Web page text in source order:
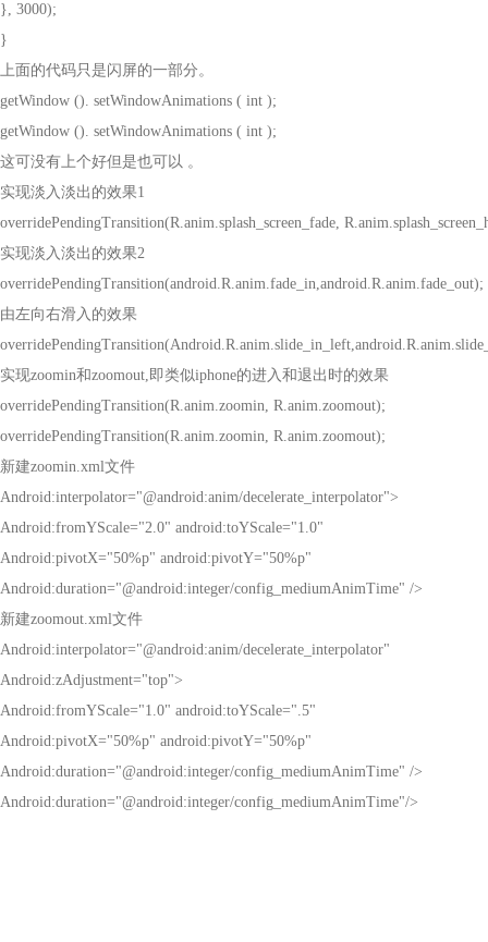
}, 3000);
}
上面的代码只是闪屏的一部分。
getWindow (). setWindowAnimations ( int );
getWindow (). setWindowAnimations ( int );
这可没有上个好但是也可以 。
实现淡入淡出的效果1
overridePendingTransition(R.anim.splash_screen_fade,
实现淡入淡出的效果2
overridePendingTransition(android.R.anim.fade_in,android.R.anim.fade_out);
由左向右滑入的效果
实现zoomin和zoomout,即类似iphone的进入和退出时的效果
overridePendingTransition(R.anim.zoomin, R.anim.zoomout);
overridePendingTransition(R.anim.zoomin, R.anim.zoomout);
新建zoomin.xml文件
Android:interpolator="@android:anim/decelerate_interpolator">
Android:fromYScale="2.0" android:toYScale="1.0"
Android:pivotX="50%p" android:pivotY="50%p"
Android:duration="@android:integer/config_mediumAnimTime" />
新建zoomout.xml文件
Android:interpolator="@android:anim/decelerate_interpolator"
Android:zAdjustment="top">
Android:fromYScale="1.0" android:toYScale=".5"
Android:pivotX="50%p" android:pivotY="50%p"
Android:duration="@android:integer/config_mediumAnimTime" />
Android:duration="@android:integer/config_mediumAnimTime"/>